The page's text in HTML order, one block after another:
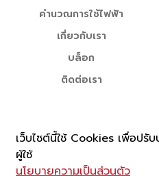
เว็บไซต์นี้ใช้ Cookies เพื่อปรั
ผู้ใช้
นโยบายความเป็นส่วนตัว
คำนวณการใช้ไฟฟ้า
เกี่ยวกับเรา
บล็อก
ติดต่อเรา